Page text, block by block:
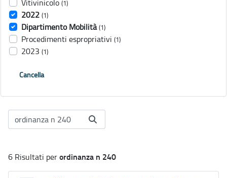
Vitivinicolo (1)
2022 (1)
Dipartimento Mobilità (1)
Procedimenti espropriativi (1)
2023 (1)
Cancella
6 Risultati perordinanza n 240